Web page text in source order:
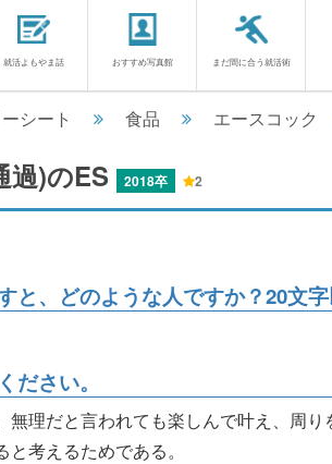
就活よもやま話 おすすめ写真館 まだ間に合う就活術
シート 食品 エースコック
過)のES 2018卒 2
と、どのような人ですか？20文
さい。
無理だと言われても楽しんで叶え、周
考えるためである。